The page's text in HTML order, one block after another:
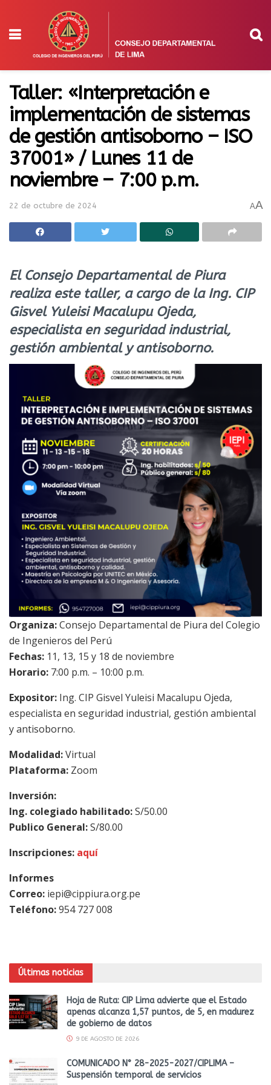
Taller: «Interpretación e
implementación de sistemas
de gestión antisoborno – ISO
37001» / Lunes 11 de
noviembre – 7:00 p.m.
22 de octubre de 2024 AA
El Consejo Departamental de Piura
realiza este taller, a cargo de la Ing. CIP
Gisvel Yuleisi Macalupu Ojeda,
especialista en seguridad industrial,
gestión ambiental y antisoborno.
Organiza:Consejo Departamental de Piura del Colegio
de Ingenieros del Perú
Fechas: 11, 13, 15 y 18 de noviembre
Horario: 7:00 p.m. – 10:00 p.m.
Expositor: Ing. CIP Gisvel Yuleisi Macalupu Ojeda,
especialista en seguridad industrial, gestión ambiental
y antisoborno.
Modalidad:Virtual
Plataforma: Zoom
Inversión:
Ing. colegiado habilitado:S/50.00
Publico General:S/80.00
Inscripciones: aquí
Informes
Correo: iepi@cippiura.org.pe
Teléfono:954 727 008
Últimas noticias
Hoja de Ruta: CIP Lima advierte que el Estado
apenas alcanza 1,57 puntos, de 5, en madurez
de gobierno de datos
9 DE AGOSTO DE 2026
COMUNICADO N° 28-2025-2027/CIPLIMA –
Suspensión temporal de servicios